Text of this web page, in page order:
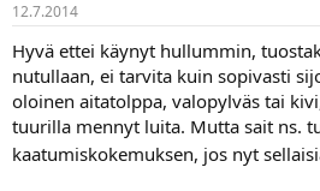
12.7.2014
Hyvä ettei käynyt hullummin,
nutullaan, ei tarvita kuin sopivasti
oloinen aitatolppa, valopylväs tai
tuurilla mennyt luita. Mutta sait ns.
kaatumiskokemuksen, jos nyt